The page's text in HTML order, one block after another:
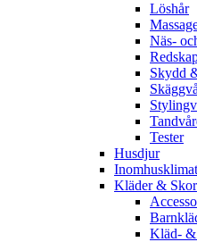
Löshår
Näs-
Skydd
Tester
Husdjur
Inomhusklimat
Kläder & Skor
Kläd- &